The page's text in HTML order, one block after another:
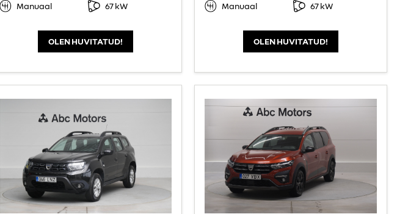
Manuaal
67 kW
OLEN HUVITATUD!
Manuaal
67 kW
OLEN HUVITATUD!